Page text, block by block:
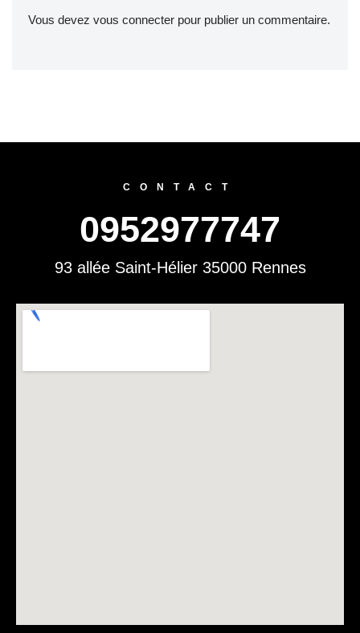
Vous devez vous connecter pour publier un commentaire.
CONTACT
0952977747
93 allée Saint-Hélier 35000 Rennes